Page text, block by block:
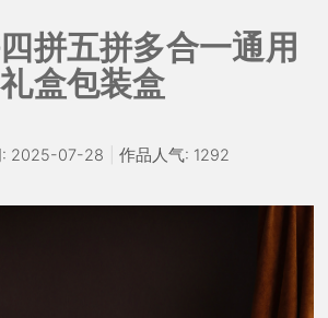
拼五拼多合一通用
礼盒包装盒
: 2025-07-28 作品人气: 1292